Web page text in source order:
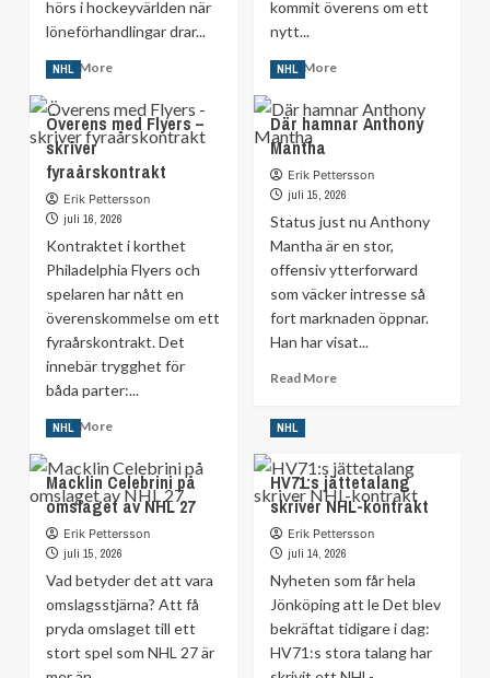
hörs i hockeyvärlden när
löneförhandlingar drar...
Read MoreRead
about
Han
kommer
inte
mindre
än
Leo
Carlsson
kommit överens om ett
nytt...
Read MoreRead
about
Klubben
når
—
ingen
skiljedomstol
NHL
Överens med Flyers –
skriver
fyraårskontrakt
Erik Pettersson
juli 16, 2026
Kontraktet i korthet
Philadelphia Flyers och
spelaren har nått en
överenskommelse om ett
fyraårskontrakt. Det
innebär trygghet för
båda parter:...
Read MoreRead
about
Överens
med
–
fyraårskontrakt
NHL
Där hamnar Anthony
Mantha
Erik Pettersson
juli 15, 2026
Status just nu Anthony
Mantha är en stor,
offensiv ytterforward
som väcker intresse så
fort marknaden öppnar.
Han har visat...
Read MoreRead
Anthony
Mantha
NHL
Macklin Celebrini på
omslaget av NHL 27
Erik Pettersson
juli 15, 2026
Vad betyder det att vara
omslagsstjärna? Att få
pryda omslaget till ett
stort spel som NHL 27 är
NHL
HV71:s jättetalang
skriver NHL-kontrakt
Erik Pettersson
juli 14, 2026
Nyheten som får hela
Jönköping att le Det blev
bekräftat tidigare i dag:
HV71:s stora talang har